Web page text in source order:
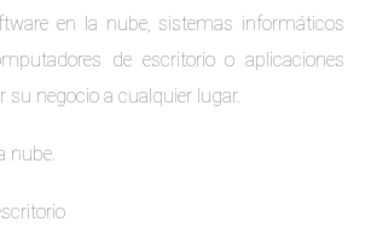
en la nube, sistemas informáticos
de escritorio o aplicaciones
su negocio a cualquier lugar.
nube.